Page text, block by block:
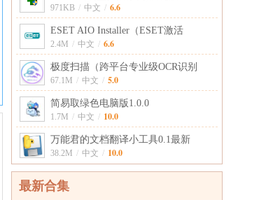
971KB / 中文 / 6.6
ESET AIO Installer（ESET激活
2.4M / 中文 / 6.6
极度扫描（跨平台专业级OCR识别
67.1M / 中文 / 5.0
简易取绿色电脑版1.0.0
1.7M / 中文 / 10.0
万能君的文档翻译小工具0.1最新
38.2M / 中文 / 10.0
最新合集